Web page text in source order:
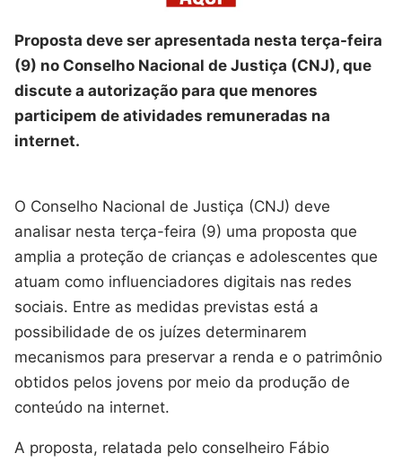
Proposta deve ser apresentada nesta terça-feira
(9) no Conselho Nacional de Justiça (CNJ), que
discute a autorização para que menores
participem de atividades remuneradas na
internet.
O Conselho Nacional de Justiça (CNJ) deve
analisar nesta terça-feira (9) uma proposta que
amplia a proteção de crianças e adolescentes que
atuam como influenciadores digitais nas redes
sociais. Entre as medidas previstas está a
possibilidade de os juízes determinarem
mecanismos para preservar a renda e o patrimônio
obtidos pelos jovens por meio da produção de
conteúdo na internet.
A proposta, relatada pelo conselheiro Fábio